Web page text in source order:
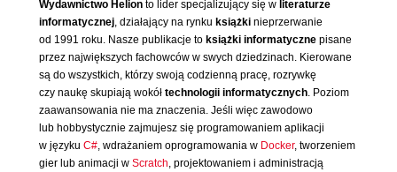
Wydawnictwo Helion to lider specjalizujący się w literaturze
informatycznej, działający na rynku książki nieprzerwanie
od 1991 roku. Nasze publikacje to książki informatyczne pisane
przez największych fachowców w swych dziedzinach. Kierowane
są do wszystkich, którzy swoją codzienną pracę, rozrywkę
czy naukę skupiają wokół technologii informatycznych. Poziom
zaawansowania nie ma znaczenia. Jeśli więc zawodowo
lub hobbystycznie zajmujesz się programowaniem aplikacji
w języku C#, wdrażaniem oprogramowania w Docker, tworzeniem
gier lub animacji w Scratch, projektowaniem i administracją